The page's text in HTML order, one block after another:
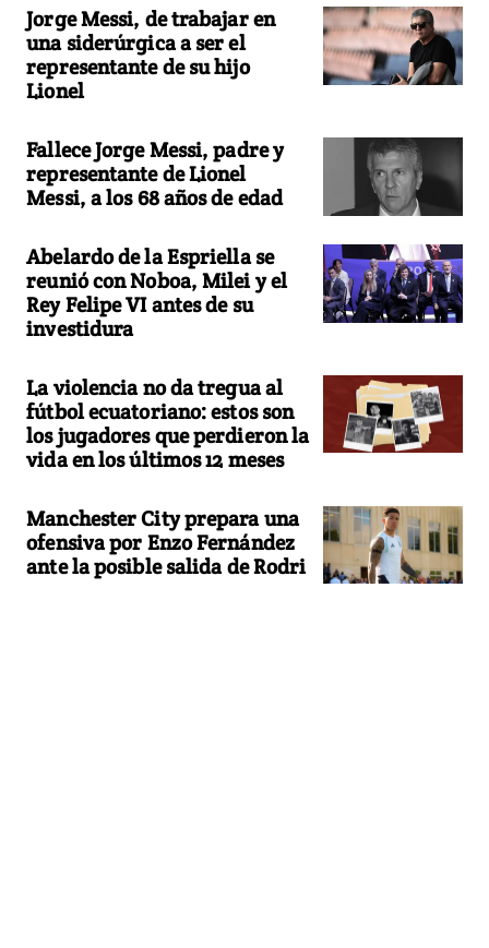
Jorge Messi, de trabajar en
una siderúrgica a ser el
representante de su hijo
Lionel
Fallece Jorge Messi, padre y
representante de Lionel
Messi, a los 68 años de edad
Abelardo de la Espriella se
reunió con Noboa, Milei y el
Rey Felipe VI antes de su
investidura
La violencia no da tregua al
fútbol ecuatoriano: estos son
los jugadores que perdieron la
vida en los últimos 12 meses
Manchester City prepara una
ofensiva por Enzo Fernández
ante la posible salida de Rodri